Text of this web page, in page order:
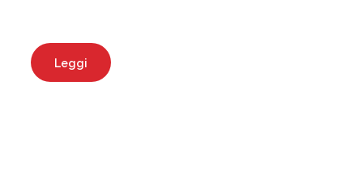
Leggi